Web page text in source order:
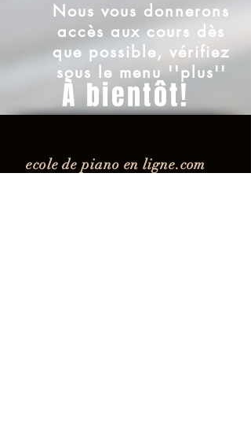
Nous vous donnerons
accès aux cours dès
que possible, vérifiez
sous le menu ''plus''
À bientôt!
ecole de piano en ligne.com